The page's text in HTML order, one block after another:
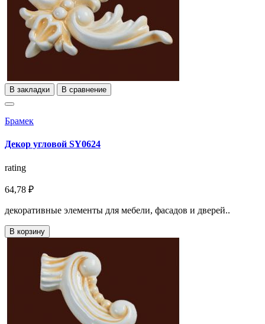
В закладки В сравнение
Брамек
Декор угловой SY0624
rating
64,78 ₽
декоративные элементы для мебели, фасадов и дверей..
В корзину